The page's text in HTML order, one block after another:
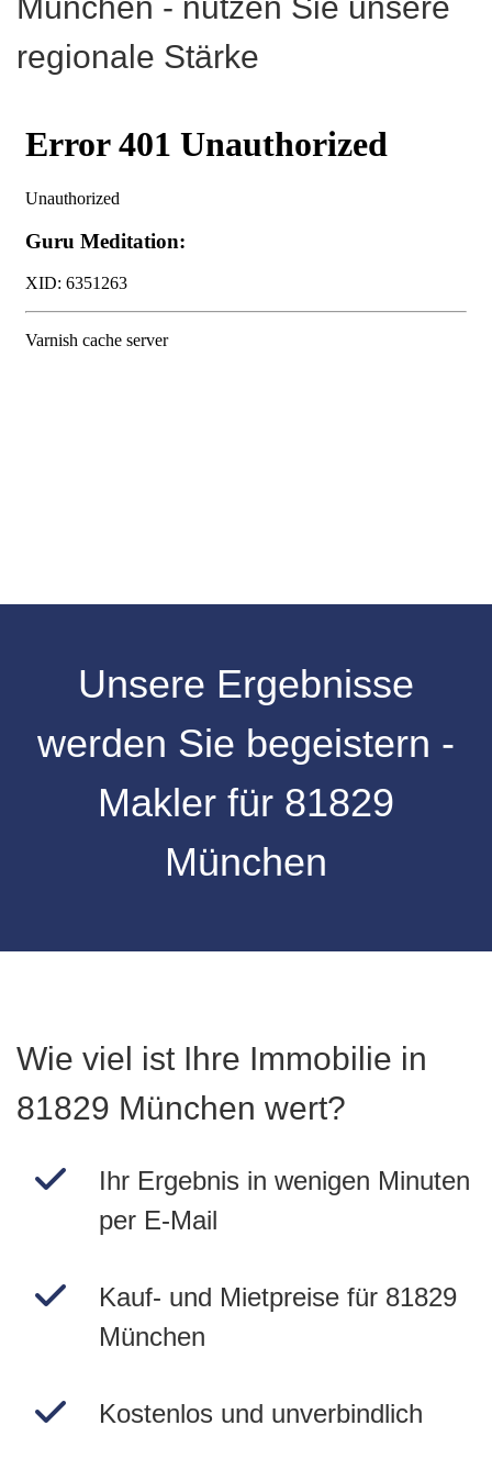
regionale Stärke
Unsere Ergebnisse
werden Sie begeistern -
Makler für 81829
München
Wie viel ist Ihre Immobilie in
81829 München wert?
Ihr Ergebnis in wenigen Minuten
per E-Mail
Kauf- und Mietpreise für 81829
München
Kostenlos und unverbindlich